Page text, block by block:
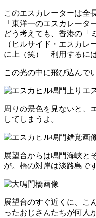
このエスカレーターは全
「東洋一のエスカレータ
どう考えても、香港の「
（ヒルサイド・エスカレ
に上（笑） 利用するには
この光の中に飛び込んで
周りの景色を見ないと、
してしまうよ。
展望台からは鳴門海峡と
が。橋の対岸は淡路島で
展望台のすぐ近くに、こ
ったおじさんたちが何人